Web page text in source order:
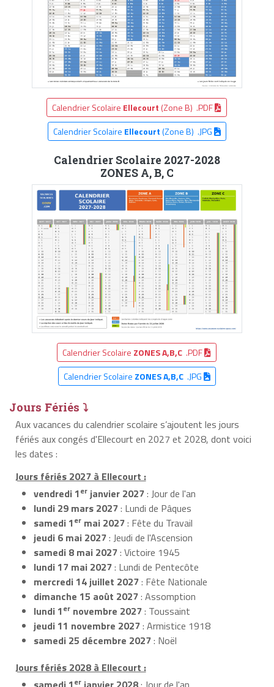
Calendrier Scolaire Ellecourt (Zone B) .PDF
Calendrier Scolaire Ellecourt(Zone B) .JPG
Calendrier Scolaire 2027-2028
ZONES A, B, C
Calendrier Scolaire ZONES A,B,C .PDF
Calendrier Scolaire ZONES A,B,C.JPG
Jours Fériés ⤵
Aux vacances du calendrier scolaire s’ajoutent les jours
fériés aux congés d'Ellecourt en 2027 et 2028, dont voici
les dates :
Jours fériés 2027 à Ellecourt :
vendredi 1er janvier 2027: Jour de l'an
lundi 29 mars 2027: Lundi de Pâques
samedi 1er mai 2027: Fête du Travail
jeudi 6 mai 2027: Jeudi de l'Ascension
samedi 8 mai 2027: Victoire 1945
lundi 17 mai 2027: Lundi de Pentecôte
mercredi 14 juillet 2027: Fête Nationale
dimanche 15 août 2027: Assomption
lundi 1er novembre 2027: Toussaint
jeudi 11 novembre 2027: Armistice 1918
samedi 25 décembre 2027: Noël
Jours fériés 2028 à Ellecourt :
er